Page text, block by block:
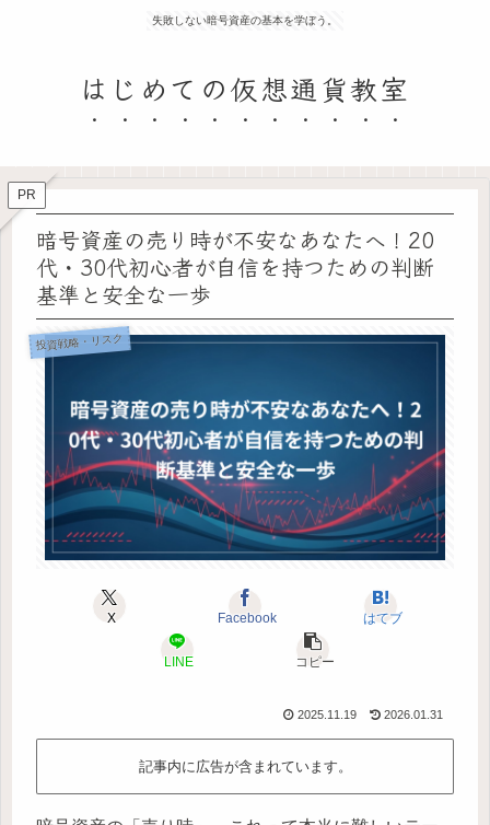
失敗しない暗号資産の基本を学ぼう。
はじめての仮想通貨教室
PR
暗号資産の売り時が不安なあなたへ！20
代・30代初心者が自信を持つための判断
基準と安全な一歩
投資戦略・リスク
X Facebook はてブ
LINE コピー
2025.11.19 2026.01.31
記事内に広告が含まれています。